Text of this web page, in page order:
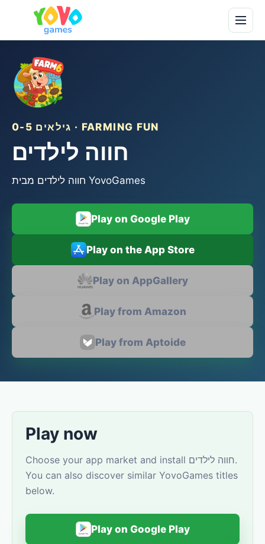
גילאים 0-5 · FARMING FUN
חווה לילדים
חווה לילדים מבית YovoGames
Play on Google Play
Play on the App Store
Play on AppGallery
Play from Amazon
Play from Aptoide
Play now
Choose your app market and install חווה לילדים.
You can also discover similar YovoGames titles
below.
Play on Google Play